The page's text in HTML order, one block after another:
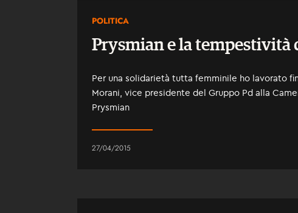
POLITICA
Prysmian e la
Per una solidarietà tutta femminile ho lavorato
Morani, vice presidente del Gruppo Pd alla
Prysmian
27/04/2015